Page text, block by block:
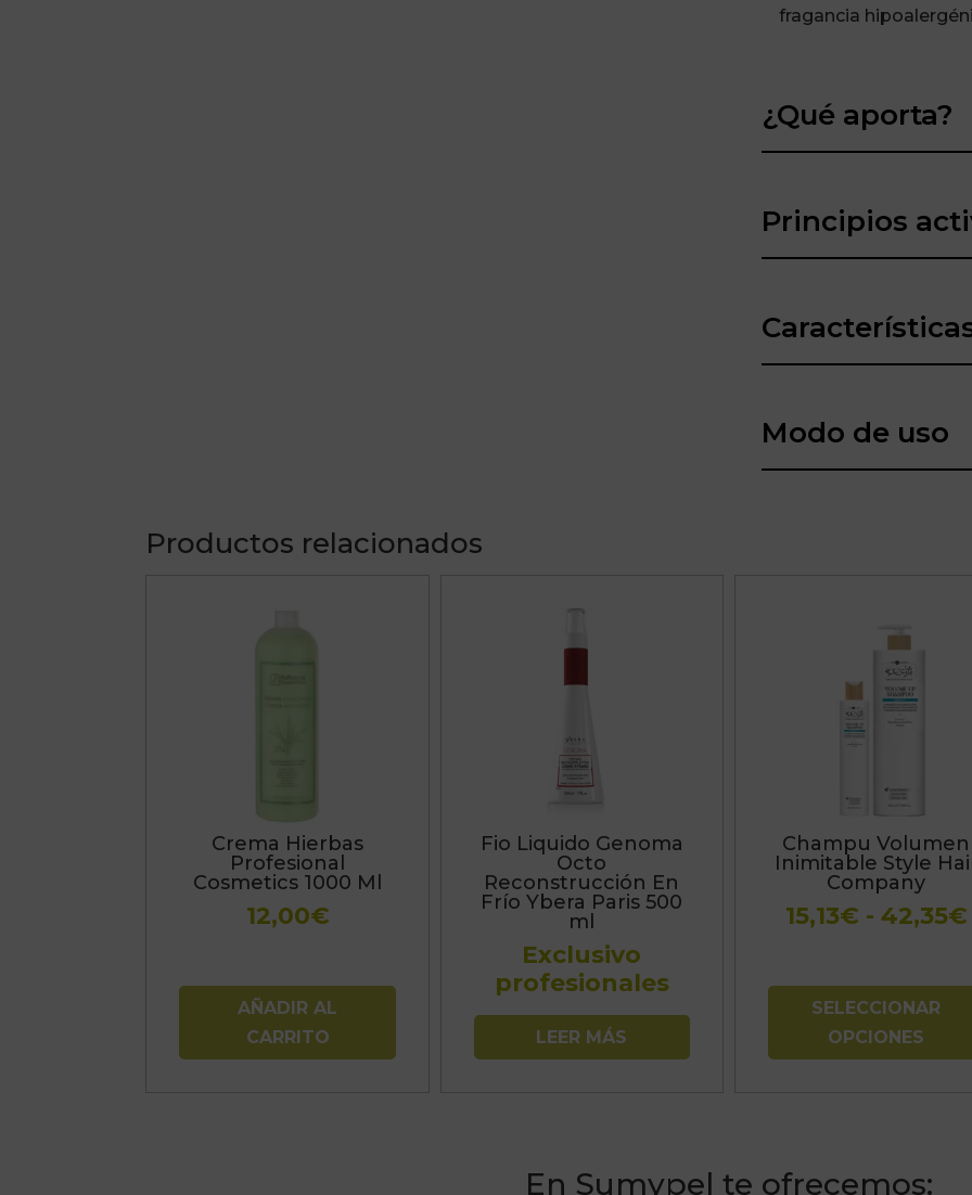
fragancia
¿Qué aporta?
Principios
Modo de uso
Productos relacionados
Crema Hierbas
Profesional
Cosmetics 1000 Ml
12,00€
AÑADIR AL
CARRITO
Fio Liquido Genoma
Octo
Reconstrucción En
Frío Ybera Paris 500
ml
Exclusivo
profesionales
LEER MÁS
Champu Volumen
Inimitable Style
Company
15,13€ - 42,35€
SELECCIONAR
OPCIONES
múltiples
variantes.
pueden
elegir
en
de
producto
En Sumypel te ofrecemos: